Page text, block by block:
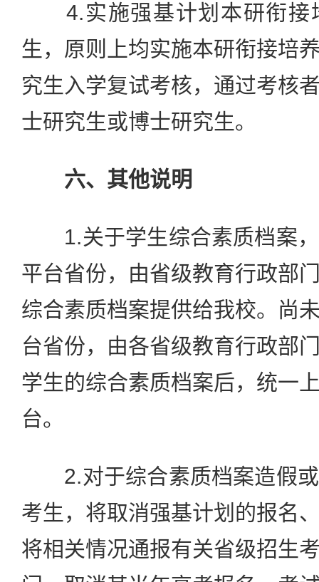
4.实施强基计划本研衔接
生，原则上均实施本研衔接培
究生入学复试考核，通过考核
士研究生或博士研究生。
六、其他说明
1.关于学生综合素质档案，
平台省份，由省级教育行政部
综合素质档案提供给我校。尚
台省份，由各省级教育行政部
学生的综合素质档案后，统一
台。
2.对于综合素质档案造假或
考生，将取消强基计划的报名
将相关情况通报有关省级招生